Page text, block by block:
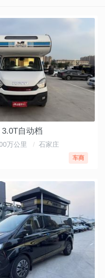
自动档
万公里 / 石家庄
车商